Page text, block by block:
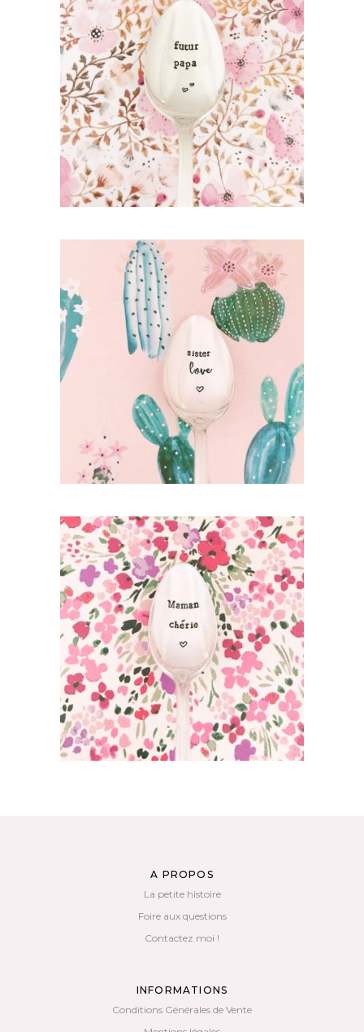
PETITE CUILLÈRE GRAVÉE VINTAGE :
FUTUR PAPA
AJOUTER AU PANIER
PETITE CUILLÈRE GRAVÉE VINTAGE :
SISTER LOVE
35,00€
AJOUTER AU PANIER
PETITE CUILLÈRE GRAVÉE VINTAGE :
MAMAN CHÉRIE
35,00€
AJOUTER AU PANIER
A PROPOS
La petite histoire
Foire aux questions
Contactez moi !
INFORMATIONS
Conditions Générales de Vente